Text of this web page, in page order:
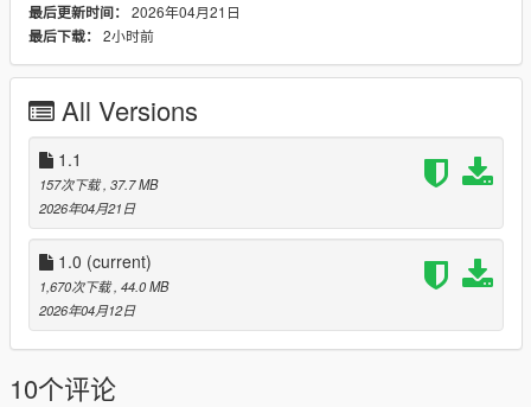
CHANGELOG:
- 1.0: first release
- 1.1: fixed not working vehfuncs, new steeringwheel for 5.0,
最后更新时间： 2026年04月21日
最后下载： 2小时前
All Versions
1.1
157次下载 , 37.7 MB
2026年04月21日
1.0 (current)
1,670次下载 , 44.0 MB
2026年04月12日
10个评论